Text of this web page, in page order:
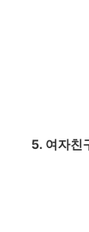
5. 여자친